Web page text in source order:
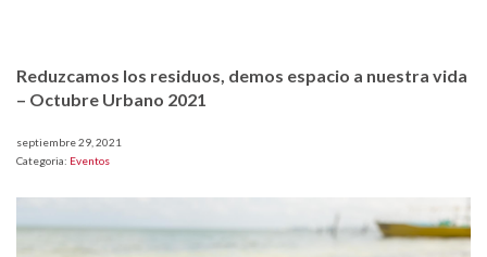
Reduzcamos los residuos, demos espacio a nuestra vida
– Octubre Urbano 2021
septiembre 29, 2021
Categoria: Eventos